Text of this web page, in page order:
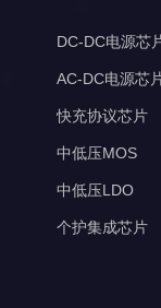
DC-DC电源芯
AC-DC电源芯
快充协议芯片
中低压MOS
中低压LDO
个护集成芯片